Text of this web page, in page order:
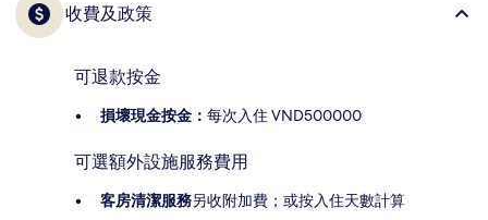
收費及政策
可退款按金
損壞現金按金： 每次入住 VND500000
可選額外設施服務費用
客房清潔服務另收附加費；或按入住天數計算